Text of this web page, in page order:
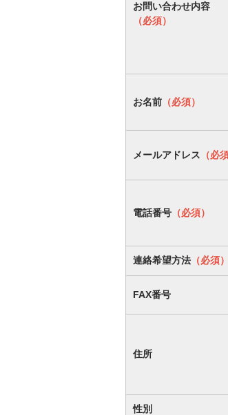
お問い合わせ内容
（必須）
お名前 （必須）
メールアドレス （必
電話番号 （必須）
連絡希望方法 （必須）
FAX番号
住所
性別